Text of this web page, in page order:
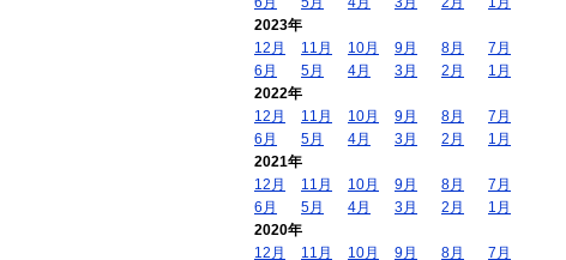
2023年
12月
11月 10月 9月 8月
7月
6月
5月 4月 3月 2月
1月
2022年
12月
11月 10月 9月 8月
7月
6月
5月 4月 3月 2月
1月
2021年
12月
11月 10月 9月 8月
7月
6月
5月 4月 3月 2月
1月
2020年
12月
11月 10月 9月 8月
7月